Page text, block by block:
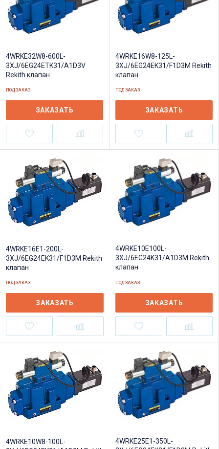
4WRKE32W8-600L-
3XJ/6EG24ETK31/A1D3V
Rekith клапан
ПОД ЗАКАЗ
ЗАКАЗАТЬ
4WRKE16W8-125L-
3XJ/6EG24EK31/F1D3M Rekith
клапан
ПОД ЗАКАЗ
ЗАКАЗАТЬ
4WRKE16E1-200L-
3XJ/6EG24EK31/F1D3M Rekith
клапан
ПОД ЗАКАЗ
ЗАКАЗАТЬ
4WRKE10E100L-
3XJ/6EG24K31/A1D3M Rekith
клапан
ПОД ЗАКАЗ
ЗАКАЗАТЬ
4WRKE10W8-100L-
4WRKE25E1-350L-